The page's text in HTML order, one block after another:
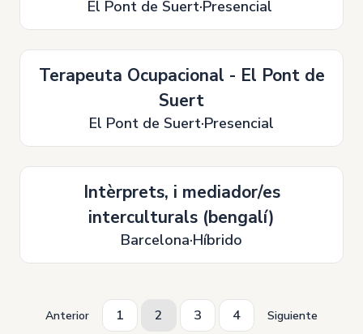
El Pont de Suert Presencial
Terapeuta Ocupacional - El Pont de
Suert
El Pont de Suert Presencial
Intèrprets, i mediador/es
interculturals (bengalí)
Barcelona Híbrido
Anterior 1 2 3 4 Siguiente